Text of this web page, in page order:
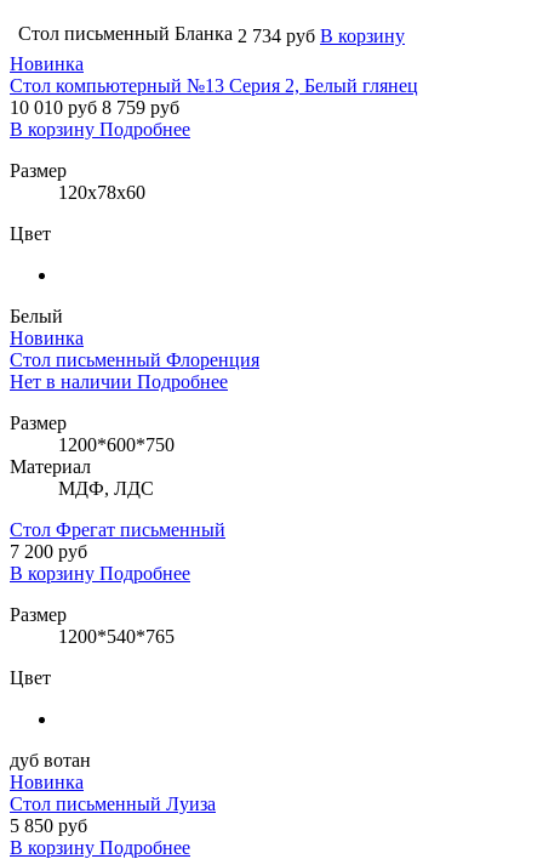
Стол письменный Бланка 2 734 руб В корзину
Новинка
Стол компьютерный №13 Серия 2, Белый глянец
10 010 руб 8 759 руб
В корзину Подробнее
Размер
120x78x60
Цвет
Белый
Новинка
Стол письменный Флоренция
Нет в наличии Подробнее
Размер
1200*600*750
Материал
МДФ, ЛДС
Стол Фрегат письменный
7 200 руб
В корзину Подробнее
Размер
1200*540*765
Цвет
дуб вотан
Новинка
Стол письменный Луиза
5 850 руб
В корзину Подробнее